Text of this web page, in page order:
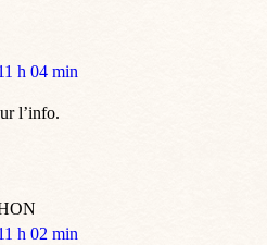
h 04 min
l’info.
h 02 min